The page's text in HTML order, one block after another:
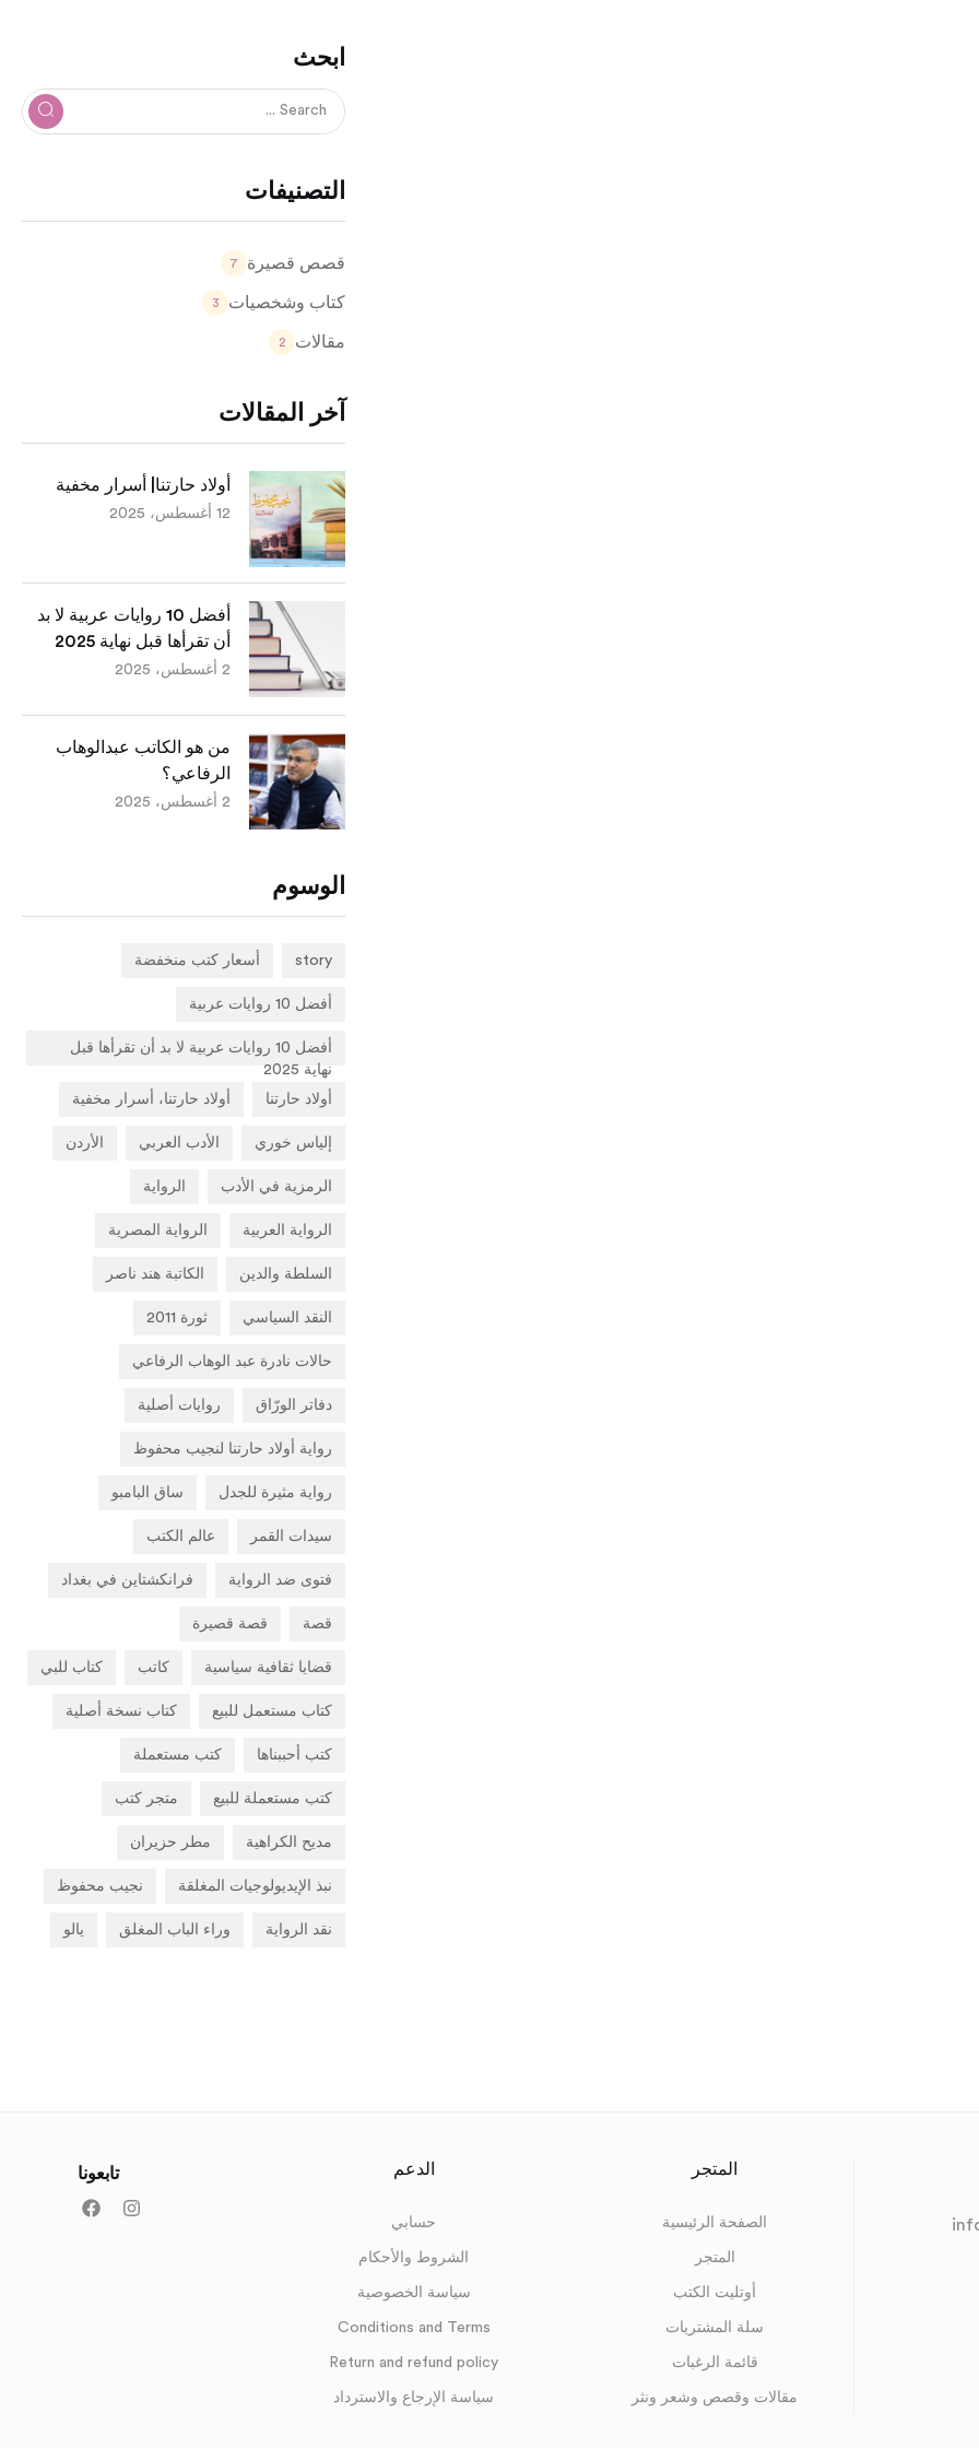
ابحث
التصنيفات
قصص قصيرة 7
كتاب وشخصيات 3
مقالات 2
آخر المقالات
أولاد حارتنا| أسرار مخفية
12 أغسطس، 2025
أفضل 10 روايات عربية لا بد
أن تقرأها قبل نهاية 2025
2 أغسطس، 2025
من هو الكاتب عبدالوهاب
الرفاعي؟
2 أغسطس، 2025
الوسوم
story أسعار كتب منخفضة
أفضل 10 روايات عربية
أفضل 10 روايات عربية لا بد أن تقرأها قبل
نهاية 2025
أولاد حارتنا
أولاد حارتنا، أسرار مخفية
إلياس خوري الأدب العربي الأردن
الرمزية في الأدب الرواية
الرواية العربية الرواية المصرية
السلطة والدين الكاتبة هند ناصر
النقد السياسي ثورة 2011
حالات نادرة عبد الوهاب الرفاعي
دفاتر الورّاق روايات أصلية
رواية أولاد حارتنا لنجيب محفوظ
رواية مثيرة للجدل ساق البامبو
سيدات القمر عالم الكتب
فتوى ضد الرواية فرانكشتاين في بغداد
قصة قصة قصيرة
قضايا ثقافية سياسية كاتب كتاب للبي
كتاب مستعمل للبيع كتاب نسخة أصلية
كتب أحببناها كتب مستعملة
كتب مستعملة للبيع متجر كتب
مديح الكراهية مطر حزيران
نبذ الإيديولوجيات المغلقة نجيب محفوظ
نقد الرواية وراء الباب المغلق يالو
المتجر
الصفحة الرئيسية
المتجر
أوتليت الكتب
سلة المشتريات
قائمة الرغبات
مقالات وقصص وشعر ونثر
الدعم
حسابي
الشروط والأحكام
سياسة الخصوصية
Conditions and Terms
Return and refund policy
سياسة الإرجاع والاسترداد
تابعونا